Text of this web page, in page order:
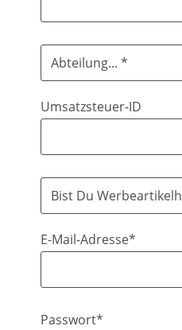
Umsatzsteuer-ID
E-Mail-Adresse*
Passwort*